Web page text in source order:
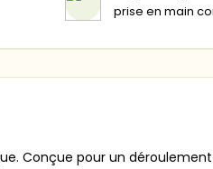
prise en main
Conçue pour un